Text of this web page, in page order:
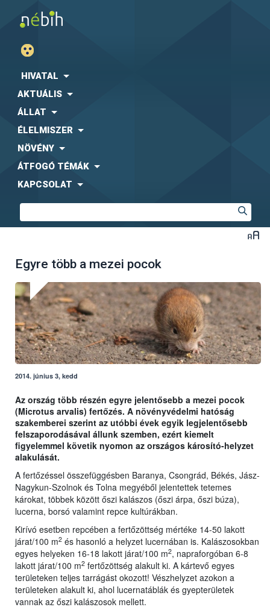
HIVATAL
AKTUÁLIS
ÁLLAT
ÉLELMISZER
NÖVÉNY
ÁTFOGÓ TÉMÁK
KAPCSOLAT
Egyre több a mezei pocok
2014. június 3, kedd
Az ország több részén egyre jelentősebb a mezei pocok
(Microtus arvalis) fertőzés. A növényvédelmi hatóság
szakemberei szerint az utóbbi évek egyik legjelentősebb
felszaporodásával állunk szemben, ezért kiemelt
figyelemmel követik nyomon az országos károsító-helyzet
alakulását.
A fertőzéssel összefüggésben Baranya, Csongrád, Békés, Jász-
Nagykun-Szolnok és Tolna megyéből jelentettek tetemes
károkat, többek között őszi kalászos (őszi árpa, őszi búza),
lucerna, borsó valamint repce kultúrákban.
Kirívó esetben repcében a fertőzöttség mértéke 14-50 lakott
járat/100 m2 és hasonló a helyzet lucernában is. Kalászosokban
egyes helyeken 16-18 lakott járat/100 m2, napraforgóban 6-8
lakott járat/100 m2 fertőzöttség alakult ki. A kártevő egyes
területeken teljes tarrágást okozott! Vészhelyzet azokon a
területeken alakult ki, ahol lucernatáblák és gyepterületek
vannak az őszi kalászosok mellett.